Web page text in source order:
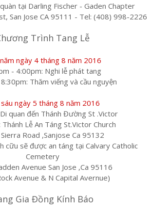
tại Darling Fischer - Gaden Chapter
San Jose CA 95111 - Tel: (408) 998-2226
Trình Tang Lễ
ngày 4 tháng 8 năm 2016
- 4:00pm: Nghi lễ phát tang
Thăm viếng và cầu nguyện
ngày 5 tháng 8 năm 2016
quan đến Thánh Đường St .Victor
Lễ An Táng St.Victor Church
Road ,Sanjose Ca 95132
cữu sẽ được an táng tại Calvary Catholic
Cemetery
Avenue San Jose ,Ca 95116
Avenue & N Capital Avernue)
Gia Đồng Kính Báo